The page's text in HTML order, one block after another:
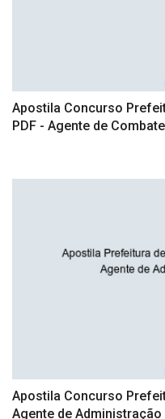
Apostila Concurso
PDF - Agente de
Apostila Concurso
Agente de Administração